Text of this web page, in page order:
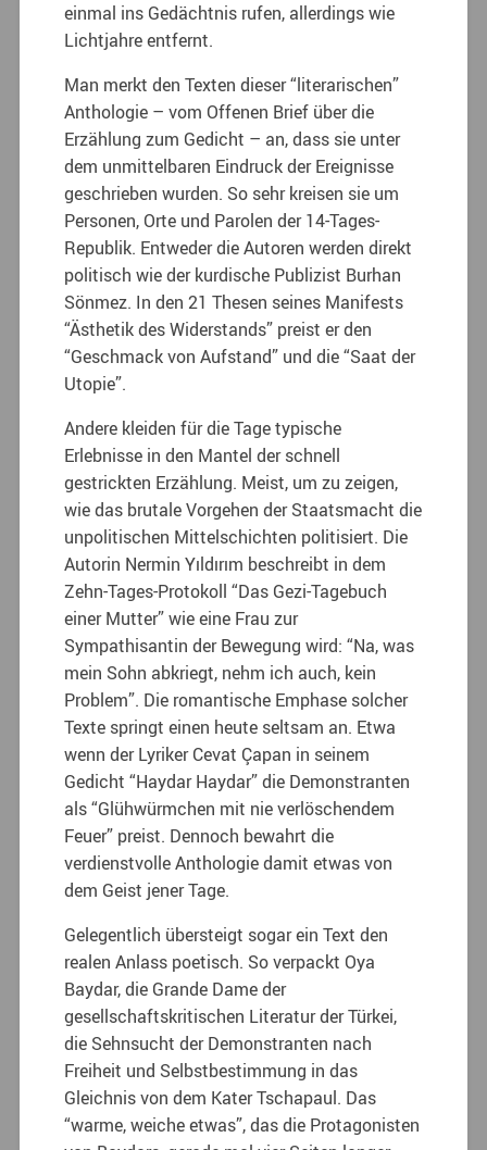
einmal ins Gedächtnis rufen, allerdings wie
Lichtjahre entfernt.
Man merkt den Texten dieser “literarischen”
Anthologie – vom Offenen Brief über die
Erzählung zum Gedicht – an, dass sie unter
dem unmittelbaren Eindruck der Ereignisse
geschrieben wurden. So sehr kreisen sie um
Personen, Orte und Parolen der 14-Tages-
Republik. Entweder die Autoren werden direkt
politisch wie der kurdische Publizist Burhan
Sönmez. In den 21 Thesen seines Manifests
“Ästhetik des Widerstands” preist er den
“Geschmack von Aufstand” und die “Saat der
Utopie”.
Andere kleiden für die Tage typische
Erlebnisse in den Mantel der schnell
gestrickten Erzählung. Meist, um zu zeigen,
wie das brutale Vorgehen der Staatsmacht die
unpolitischen Mittelschichten politisiert. Die
Autorin Nermin Yıldırım beschreibt in dem
Zehn-Tages-Protokoll “Das Gezi-Tagebuch
einer Mutter” wie eine Frau zur
Sympathisantin der Bewegung wird: “Na, was
mein Sohn abkriegt, nehm ich auch, kein
Problem”. Die romantische Emphase solcher
Texte springt einen heute seltsam an. Etwa
wenn der Lyriker Cevat Çapan in seinem
Gedicht “Haydar Haydar” die Demonstranten
als “Glühwürmchen mit nie verlöschendem
Feuer” preist. Dennoch bewahrt die
verdienstvolle Anthologie damit etwas von
dem Geist jener Tage.
Gelegentlich übersteigt sogar ein Text den
realen Anlass poetisch. So verpackt Oya
Baydar, die Grande Dame der
gesellschaftskritischen Literatur der Türkei,
die Sehnsucht der Demonstranten nach
Freiheit und Selbstbestimmung in das
Gleichnis von dem Kater Tschapaul. Das
“warme, weiche etwas”, das die Protagonisten